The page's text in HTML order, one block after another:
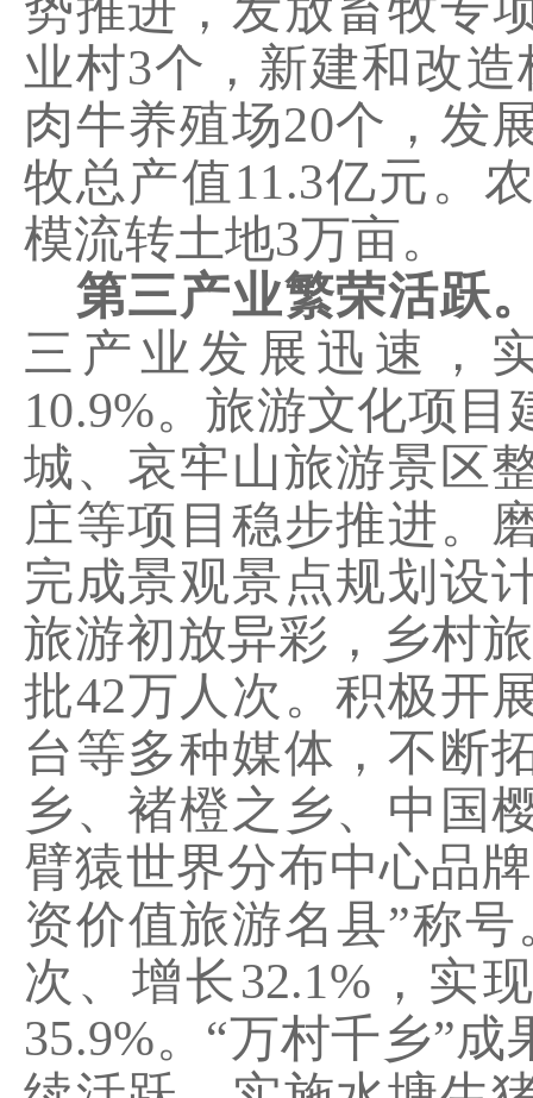
业村3个， 新建和改
肉牛养殖场20个 ，发
牧总产值11.3亿元。
模流转土地3万亩。
第三产业繁荣活跃
三产业发展迅速，
10.9%。旅游文化项目
城、 哀牢山旅游景区
庄等项目稳步推进。
完成景观景点规划设
旅游初放异彩， 乡村
批42万人次。积极开
台等多种媒体，不断
乡、褚橙之乡、中国
臂猿世界分布中心品
资价值旅游名县”称号
次、增长32.1% ，实
35.9%。“万村千乡”